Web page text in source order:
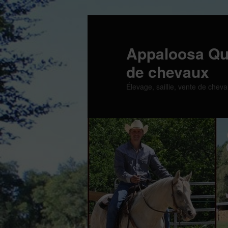
Aller
au
contenu
principal
Appaloosa
de chevaux
Élevage, saillie, vente de